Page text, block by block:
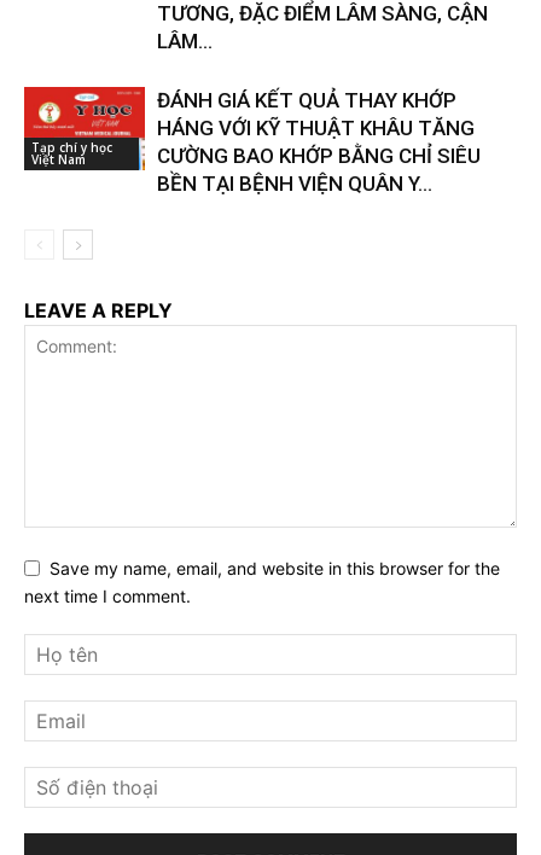
TƯƠNG, ĐẶC ĐIỂM LÂM SÀNG, CẬN
LÂM...
Tạp chí y học
Việt Nam
ĐÁNH GIÁ KẾT QUẢ THAY KHỚP
HÁNG VỚI KỸ THUẬT KHÂU TĂNG
CƯỜNG BAO KHỚP BẰNG CHỈ SIÊU
BỀN TẠI BỆNH VIỆN QUÂN Y...
LEAVE A REPLY
Save my name, email, and website in this browser for the
next time I comment.